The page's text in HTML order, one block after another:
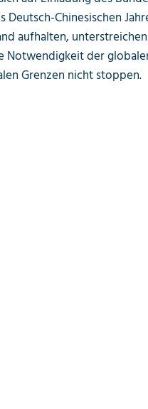
Deutsch-Chinesischen
aufhalten,
Notwendigkeit der
Grenzen nicht stoppen.